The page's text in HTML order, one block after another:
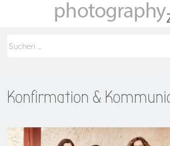
Mobile Menu Toggle
Konfirmation &